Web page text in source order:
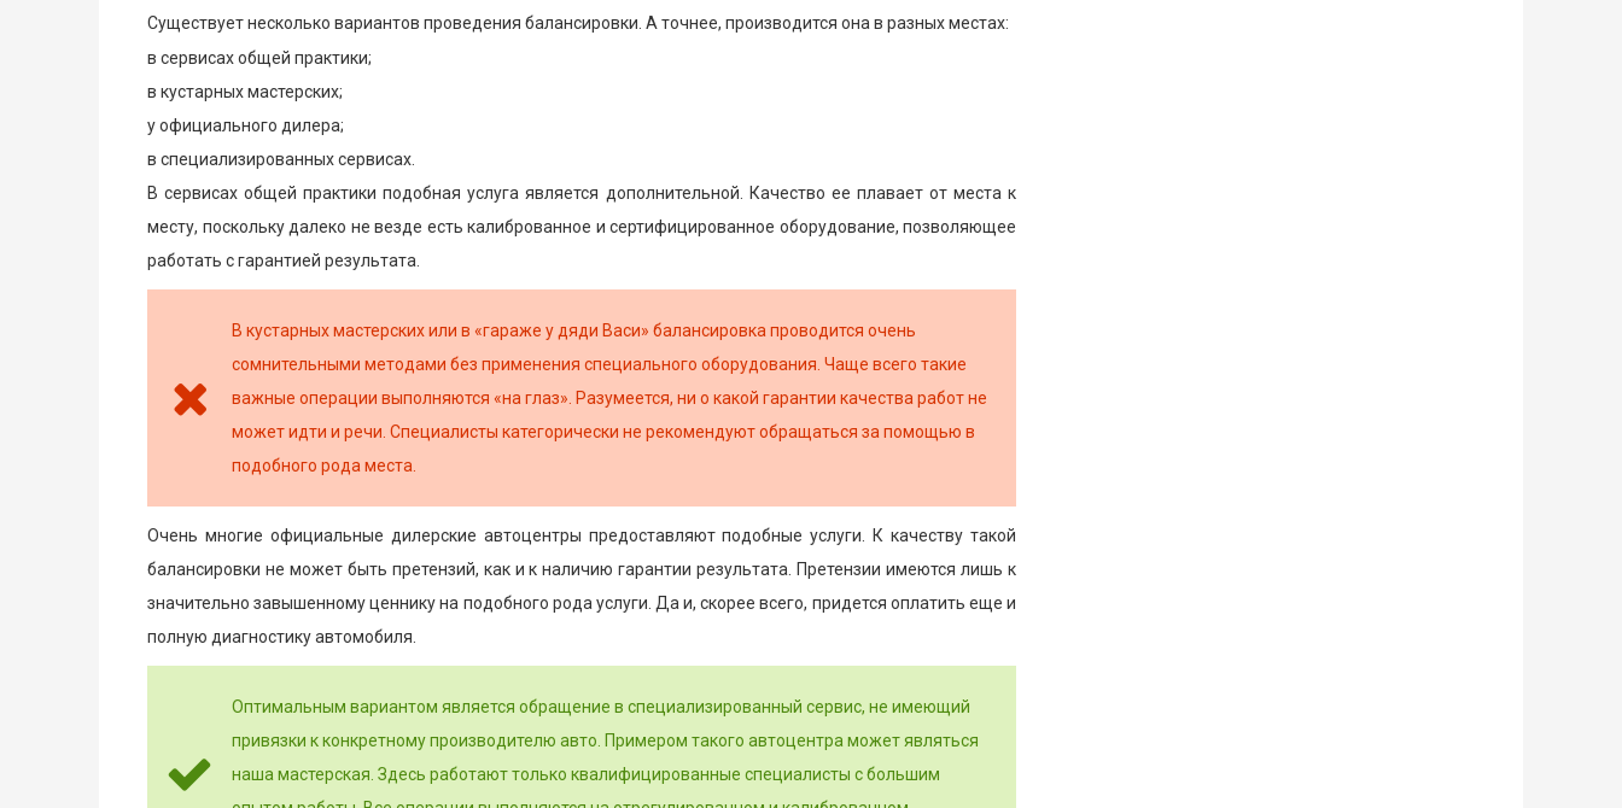
Существует несколько вариантов проведения балансировки. А точнее, производится она в разных местах:
в сервисах общей практики;
в кустарных мастерских;
у официального дилера;
в специализированных сервисах.
В сервисах общей практики подобная услуга является дополнительной. Качество ее плавает от места к
месту, поскольку далеко не везде есть калиброванное и сертифицированное оборудование, позволяющее
работать с гарантией результата.
В кустарных мастерских или в «гараже у дяди Васи» балансировка проводится очень
сомнительными методами без применения специального оборудования. Чаще всего такие
важные операции выполняются «на глаз». Разумеется, ни о какой гарантии качества работ не
может идти и речи. Специалисты категорически не рекомендуют обращаться за помощью в
подобного рода места.
Очень многие официальные дилерские автоцентры предоставляют подобные услуги. К качеству такой
балансировки не может быть претензий, как и к наличию гарантии результата. Претензии имеются лишь к
значительно завышенному ценнику на подобного рода услуги. Да и, скорее всего, придется оплатить еще и
полную диагностику автомобиля.
Оптимальным вариантом является обращение в специализированный сервис, не имеющий
привязки к конкретному производителю авто. Примером такого автоцентра может являться
наша мастерская. Здесь работают только квалифицированные специалисты с большим